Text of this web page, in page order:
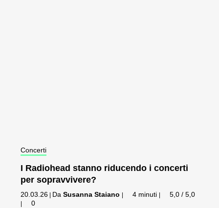
Concerti
I Radiohead stanno riducendo i concerti
per sopravvivere?
20.03.26 DaSusanna Staiano 4 minuti 5,0 / 5,0
0